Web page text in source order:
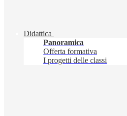
Didattica
Panoramica
Offerta formativa
I progetti delle classi